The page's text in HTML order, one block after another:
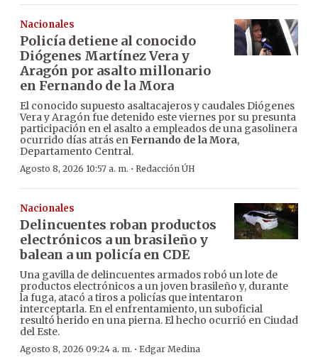
Nacionales
Policía detiene al conocido
Diógenes Martínez Vera y
Aragón por asalto millonario
en Fernando de la Mora
El conocido supuesto asaltacajeros y caudales Diógenes
Vera y Aragón fue detenido este viernes por su presunta
participación en el asalto a empleados de una gasolinera
ocurrido días atrás enFernando de la Mora,
Departamento Central.
Agosto 8, 2026 10:57 a. m. · Redacción ÚH
Nacionales
Delincuentes roban productos
electrónicos a un brasileño y
balean a un policía en CDE
Una gavilla de delincuentes armados robó un lote de
productos electrónicos a un joven brasileño y, durante
la fuga, atacó a tiros a policías que intentaron
interceptarla. En el enfrentamiento, un suboficial
resultó herido en una pierna. El hecho ocurrió en Ciudad
del Este.
Agosto 8, 2026 09:24 a. m. · Edgar Medina